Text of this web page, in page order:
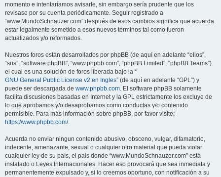
momento e intentaríamos avisarle, sin embargo sería prudente que los
revisase por su cuenta periódicamente. Seguir registrado a
“www.MundoSchnauzer.com” después de esos cambios significa que acuerda
estar legalmente sometido a esos nuevos términos tal como fueron
actualizados y/o reformados.
Nuestros foros están desarrollados por phpBB (de aquí en adelante “ellos”,
“sus”, “software phpBB”, “www.phpbb.com”, “phpBB Limited”, “phpBB Teams”)
el cual es una solución de foros liberada bajo la “
GNU General Public License v2 en Ingles” (de aquí en adelante “GPL”) y
puede ser descargada de www.phpbb.com. El software phpBB solamente
facilita discusiones basadas en Internet y la GPL estrictamente los excluye de
lo que aprobamos y/o desaprobamos como conductas y/o contenido
permisible. Para más información sobre phpBB, por favor visite:
https://www.phpbb.com/.
Acuerda no enviar ningun contenido abusivo, obsceno, vulgar, difamatorio,
indecente, amenazante, sexual o cualquier otro material que pueda violar
cualquier ley de su país, el país donde “www.MundoSchnauzer.com” está
instalado o Leyes Internacionales. Hacer eso provocará que sea inmediata y
permanentemente expulsado y, si lo creemos oportuno, con notificación a su